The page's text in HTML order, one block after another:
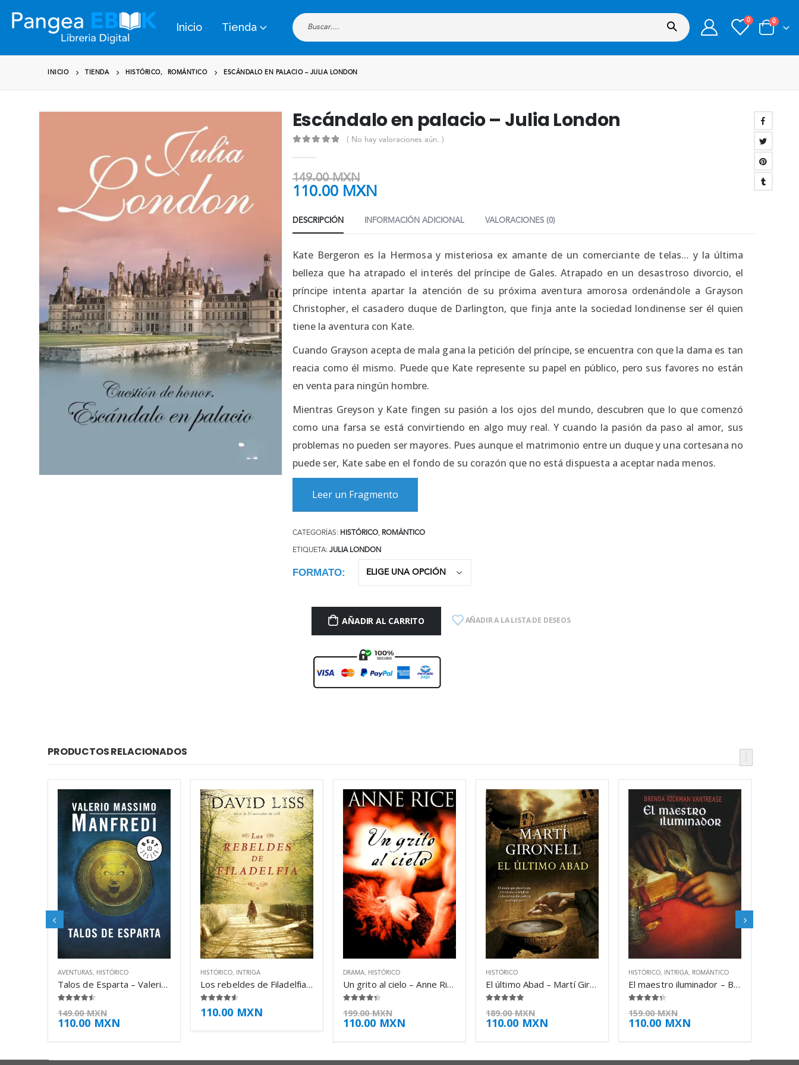
Inicio Tienda
0 0
INICIO TIENDA HISTÓRICO, ROMÁNTICO ESCÁNDALO EN PALACIO – JULIA LONDON
Escándalo en palacio – Julia London
( No hay valoraciones aún. )
149.00MXN
110.00 MXN
DESCRIPCIÓN INFORMACIÓN ADICIONAL VALORACIONES (0)
Kate Bergeron es la Hermosa y misteriosa ex amante de un comerciante de telas… y la última
belleza que ha atrapado el interés del príncipe de Gales. Atrapado en un desastroso divorcio, el
príncipe intenta apartar la atención de su próxima aventura amorosa ordenándole a Grayson
Christopher, el casadero duque de Darlington, que finja ante la sociedad londinense ser él quien
tiene la aventura con Kate.
Cuando Grayson acepta de mala gana la petición del príncipe, se encuentra con que la dama es tan
reacia como él mismo. Puede que Kate represente su papel en público, pero sus favores no están
en venta para ningún hombre.
Mientras Greyson y Kate fingen su pasión a los ojos del mundo, descubren que lo que comenzó
como una farsa se está convirtiendo en algo muy real. Y cuando la pasión da paso al amor, sus
problemas no pueden ser mayores. Pues aunque el matrimonio entre un duque y una cortesana no
puede ser, Kate sabe en el fondo de su corazón que no está dispuesta a aceptar nada menos.
Leer un Fragmento
CATEGORÍAS: HISTÓRICO, ROMÁNTICO
ETIQUETA: JULIA LONDON
FORMATO
AÑADIR AL CARRITO AÑADIR A LA LISTA DE DESEOS
PRODUCTOS RELACIONADOS
AVENTURAS HISTÓRICO
Talos de Esparta – Valerio Massimo Manfredi
149.00MXN
110.00 MXN
HISTÓRICO INTRIGA
Los rebeldes de Filadelfia – David Liss
4.50de 5
110.00 MXN
DRAMA HISTÓRICO
Un grito al cielo – Anne Rice
199.00MXN
110.00 MXN
HISTÓRICO
El último Abad – Martí Gironell
189.00MXN
110.00 MXN
HISTÓRICO INTRIGA ROMÁNTICO
El maestro iluminador – Brenda Rickman Vantrease
159.00MXN
110.00 MXN